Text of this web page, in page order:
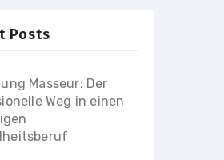
Posts
Masseur: Der
Weg in einen